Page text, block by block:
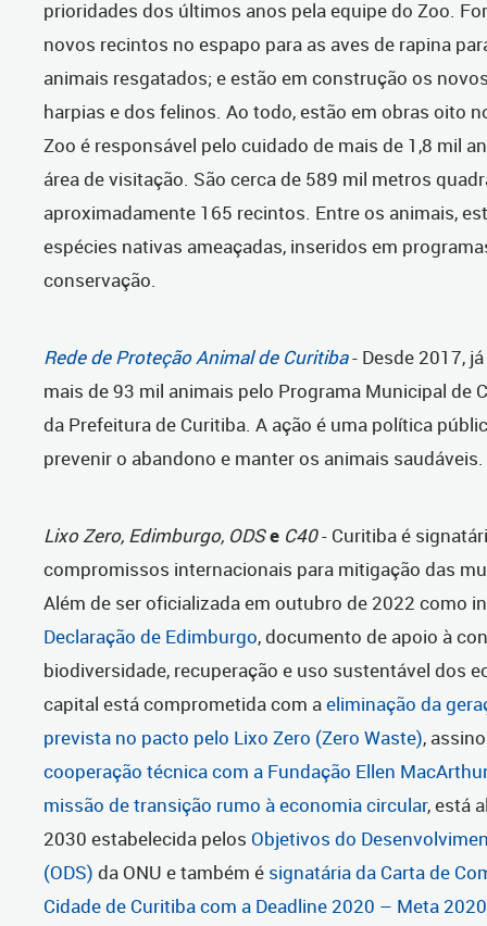
prioridades dos últimos anos pela equipe do Zoo.
novos recintos no espapo para as aves de rapina
animais resgatados; e estão em construção os
harpias e dos felinos. Ao todo, estão em obras oito
Zoo é responsável pelo cuidado de mais de 1,8 mil
área de visitação. São cerca de 589 mil metros
aproximadamente 165 recintos. Entre os animais,
espécies nativas ameaçadas, inseridos em
conservação.
Rede de Proteção Animal de Curitiba- Desde 2017,
mais de 93 mil animais pelo Programa Municipal de
da Prefeitura de Curitiba. A ação é uma política
prevenir o abandono e manter os animais saudáveis.
Lixo Zero, Edimburgo, ODSe C40- Curitiba é
compromissos internacionais para mitigação das
Além de ser oficializada em outubro de 2022 como
Declaração de Edimburgo, documento de apoio à
biodiversidade, recuperação e uso sustentável dos
capital está comprometida com aeliminação da
prevista no pacto pelo Lixo Zero (Zero Waste),
cooperação técnica com a Fundação Ellen
missão de transição rumo à economia circular, está
2030 estabelecida pelos Objetivos do
(ODS) da ONU e também é signatária da Carta de
Cidade de Curitiba com a Deadline 2020 – Meta